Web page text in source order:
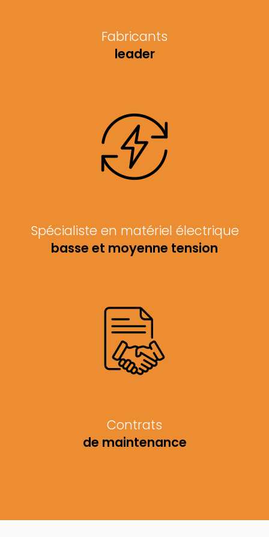
Fabricants
leader
Spécialiste en matériel électrique
basse et moyenne tension
Contrats
de maintenance